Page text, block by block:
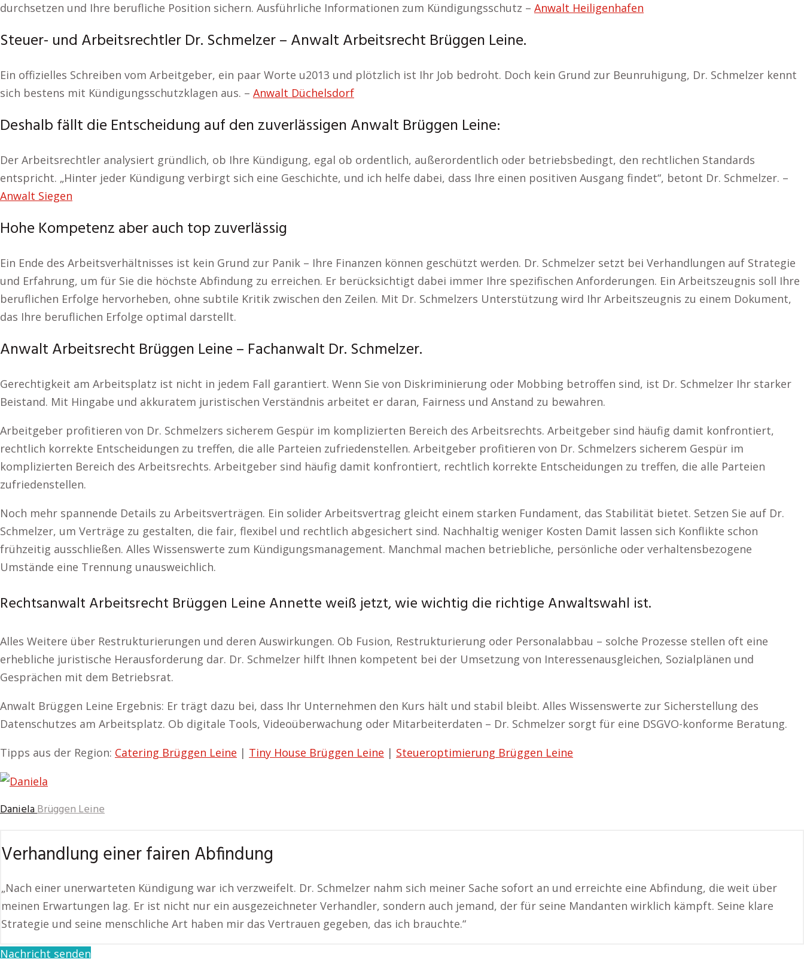
durchsetzen und Ihre berufliche Position sichern. Ausführliche Informationen zum Kündigungsschutz – Anwalt Heiligenhafen
Steuer- und Arbeitsrechtler Dr. Schmelzer – Anwalt Arbeitsrecht Brüggen Leine.
Ein offizielles Schreiben vom Arbeitgeber, ein paar Worte u2013 und plötzlich ist Ihr Job bedroht. Doch kein Grund zur Beunruhigung, Dr. Schmelzer kennt
sich bestens mit Kündigungsschutzklagen aus. – Anwalt Düchelsdorf
Deshalb fällt die Entscheidung auf den zuverlässigen Anwalt Brüggen Leine:
Der Arbeitsrechtler analysiert gründlich, ob Ihre Kündigung, egal ob ordentlich, außerordentlich oder betriebsbedingt, den rechtlichen Standards
entspricht. „Hinter jeder Kündigung verbirgt sich eine Geschichte, und ich helfe dabei, dass Ihre einen positiven Ausgang findet“, betont Dr. Schmelzer. –
Anwalt Siegen
Hohe Kompetenz aber auch top zuverlässig
Ein Ende des Arbeitsverhältnisses ist kein Grund zur Panik – Ihre Finanzen können geschützt werden. Dr. Schmelzer setzt bei Verhandlungen auf Strategie
und Erfahrung, um für Sie die höchste Abfindung zu erreichen. Er berücksichtigt dabei immer Ihre spezifischen Anforderungen. Ein Arbeitszeugnis soll Ihre
beruflichen Erfolge hervorheben, ohne subtile Kritik zwischen den Zeilen. Mit Dr. Schmelzers Unterstützung wird Ihr Arbeitszeugnis zu einem Dokument,
das Ihre beruflichen Erfolge optimal darstellt.
Anwalt Arbeitsrecht Brüggen Leine – Fachanwalt Dr. Schmelzer.
Gerechtigkeit am Arbeitsplatz ist nicht in jedem Fall garantiert. Wenn Sie von Diskriminierung oder Mobbing betroffen sind, ist Dr. Schmelzer Ihr starker
Beistand. Mit Hingabe und akkuratem juristischen Verständnis arbeitet er daran, Fairness und Anstand zu bewahren.
Arbeitgeber profitieren von Dr. Schmelzers sicherem Gespür im komplizierten Bereich des Arbeitsrechts. Arbeitgeber sind häufig damit konfrontiert,
rechtlich korrekte Entscheidungen zu treffen, die alle Parteien zufriedenstellen. Arbeitgeber profitieren von Dr. Schmelzers sicherem Gespür im
komplizierten Bereich des Arbeitsrechts. Arbeitgeber sind häufig damit konfrontiert, rechtlich korrekte Entscheidungen zu treffen, die alle Parteien
zufriedenstellen.
Noch mehr spannende Details zu Arbeitsverträgen. Ein solider Arbeitsvertrag gleicht einem starken Fundament, das Stabilität bietet. Setzen Sie auf Dr.
Schmelzer, um Verträge zu gestalten, die fair, flexibel und rechtlich abgesichert sind. Nachhaltig weniger Kosten Damit lassen sich Konflikte schon
frühzeitig ausschließen. Alles Wissenswerte zum Kündigungsmanagement. Manchmal machen betriebliche, persönliche oder verhaltensbezogene
Umstände eine Trennung unausweichlich.
Rechtsanwalt Arbeitsrecht Brüggen Leine Annette weiß jetzt, wie wichtig die richtige Anwaltswahl ist.
Alles Weitere über Restrukturierungen und deren Auswirkungen. Ob Fusion, Restrukturierung oder Personalabbau – solche Prozesse stellen oft eine
erhebliche juristische Herausforderung dar. Dr. Schmelzer hilft Ihnen kompetent bei der Umsetzung von Interessenausgleichen, Sozialplänen und
Gesprächen mit dem Betriebsrat.
Anwalt Brüggen Leine Ergebnis: Er trägt dazu bei, dass Ihr Unternehmen den Kurs hält und stabil bleibt. Alles Wissenswerte zur Sicherstellung des
Datenschutzes am Arbeitsplatz. Ob digitale Tools, Videoüberwachung oder Mitarbeiterdaten – Dr. Schmelzer sorgt für eine DSGVO-konforme Beratung.
Tipps aus der Region: Catering Brüggen Leine | Tiny House Brüggen Leine | Steueroptimierung Brüggen Leine
DanielaBrüggen Leine
Verhandlung einer fairen Abfindung
„Nach einer unerwarteten Kündigung war ich verzweifelt. Dr. Schmelzer nahm sich meiner Sache sofort an und erreichte eine Abfindung, die weit über
meinen Erwartungen lag. Er ist nicht nur ein ausgezeichneter Verhandler, sondern auch jemand, der für seine Mandanten wirklich kämpft. Seine klare
Strategie und seine menschliche Art haben mir das Vertrauen gegeben, das ich brauchte.“
Nachricht senden